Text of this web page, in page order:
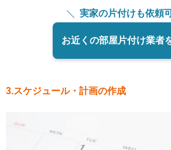
実家の片付けも依頼
お近くの部屋片付け業者
3.スケジュール・計画の作成